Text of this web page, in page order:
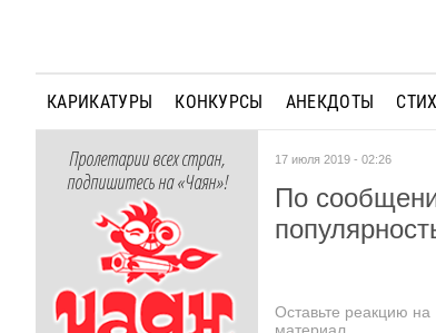
КАРИКАТУРЫ КОНКУРСЫ АНЕКДОТЫ
Пролетарии всех стран,
подпишитесь на «Чаян»!
17 июля 2019 - 02:26
По
Оставьте реакцию на
материал